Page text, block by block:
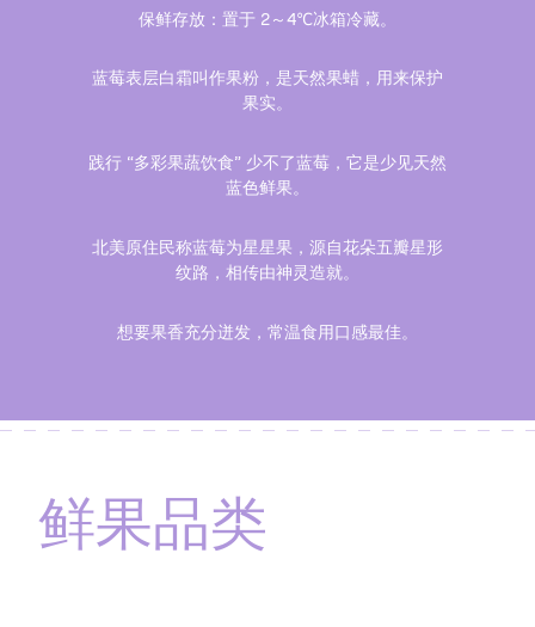
保鲜存放：置于 2～4℃冰箱冷藏。
蓝莓表层白霜叫作果粉，是天然果蜡，用来保护
果实。
践行 “多彩果蔬饮食” 少不了蓝莓，它是少见天然
蓝色鲜果。
北美原住民称蓝莓为星星果，源自花朵五瓣星形
纹路，相传由神灵造就。
想要果香充分迸发，常温食用口感最佳。
鲜果品类